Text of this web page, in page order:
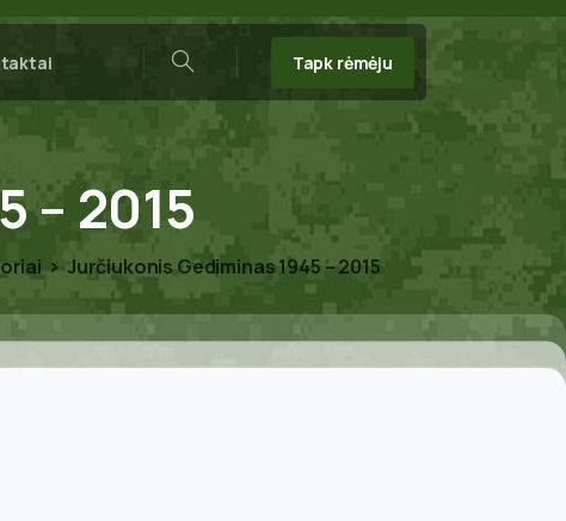
Search
Tapk rėmėju
–2015
Jurčiukonis Gediminas 1945 – 2015